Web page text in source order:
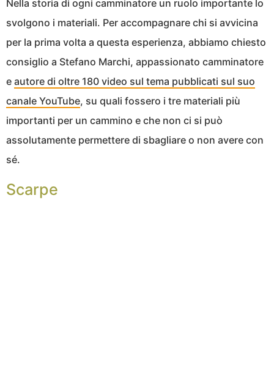
Nella storia di ogni camminatore un ruolo importante lo
svolgono i materiali. Per accompagnare chi si avvicina
per la prima volta a questa esperienza, abbiamo chiesto
consiglio a Stefano Marchi, appassionato camminatore
e autore di oltre 180 video sul tema pubblicati sul suo
canale YouTube, su quali fossero i tre materiali più
importanti per un cammino e che non ci si può
assolutamente permettere di sbagliare o non avere con
sé.
Scarpe